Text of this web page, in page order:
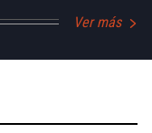
Ver más